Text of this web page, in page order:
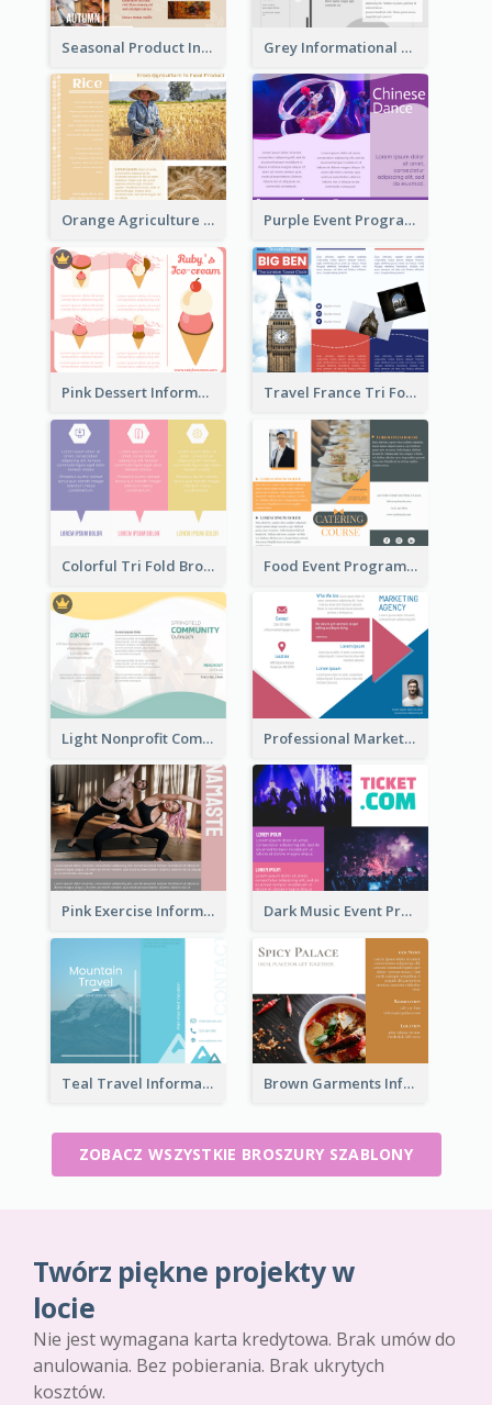
Seasonal Product Informational Tri Fold Brochure Grey Informational Tri Fold Brochure
Orange Agriculture Tri Fold Brochure Purple Event Program Tri Fold Brochure
Pink Dessert Informational Tri Fold Brochure Travel France Tri Fold Brochure
Colorful Tri Fold Brochure Food Event Program Tri Fold Brochure
Light Nonprofit Community Tri Fold Brochure Professional Marketing Informational Tri Fold Brochure
Pink Exercise Informational Brochure Dark Music Event Program Tri Fold Brochure
Teal Travel Informational Tri Fold Brochure Brown Garments Informational Brochure
ZOBACZ WSZYSTKIE BROSZURY SZABLONY
Twórz piękne projekty w
locie
Nie jest wymagana karta kredytowa. Brak umów do
anulowania. Bez pobierania. Brak ukrytych
kosztów.